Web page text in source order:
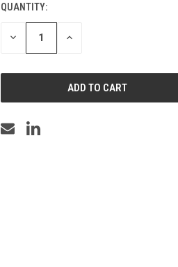
QUANTITY:
DECREASE INCREASE